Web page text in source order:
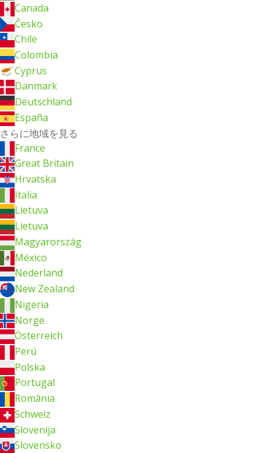
Canada
Česko
Chile
Colombia
Cyprus
Danmark
Deutschland
España
さらに地域を見る
France
Great Britain
Hrvatska
Italia
Lietuva
Lietuva
Magyarország
México
Nederland
New Zealand
Nigeria
Norge
Österreich
Perú
Polska
Portugal
România
Schweiz
Slovenija
Slovensko